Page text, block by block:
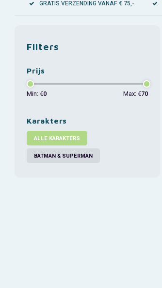
GRATIS VERZENDING VANAF € 75,-
Filters
Prijs
Min: €0 Max: €70
Karakters
ALLE KARAKTERS
BATMAN & SUPERMAN